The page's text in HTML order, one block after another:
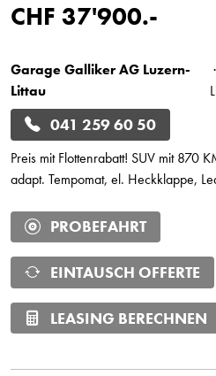
CHF 37'900.-
Garage Galliker AG Luzern-
Littau
041 259 60 50
Preis mit Flottenrabatt! SUV mit 870
adapt. Tempomat, el. Heckklappe,
PROBEFAHRT
EINTAUSCH OFFERTE
LEASING BERECHNEN